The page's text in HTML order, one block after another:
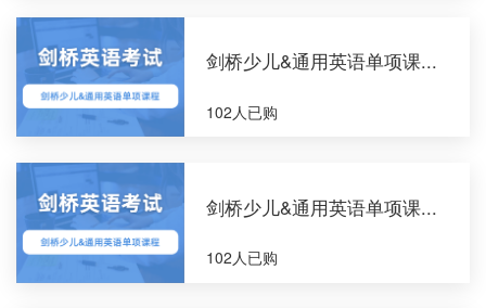
剑桥少儿&通用英语单项课...
102人已购
剑桥少儿&通用英语单项课...
102人已购